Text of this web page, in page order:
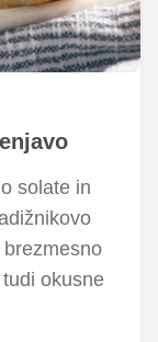
solate in
okusne